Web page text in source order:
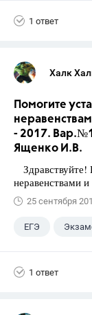
1 ответ
Халк
Помогите
- 2017.
Ященко И.В.
Здравствуйте!
неравенствами
25 сентября
ЕГЭ
1 ответ